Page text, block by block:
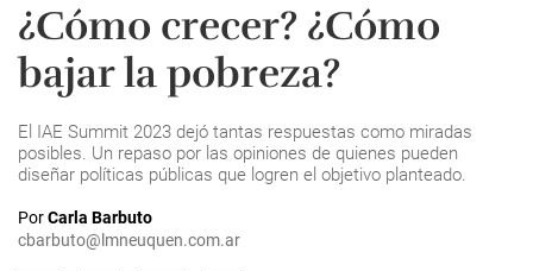
¿Cómo crecer? ¿Cómo
bajar la pobreza?
El IAE Summit 2023 dejó tantas respuestas como miradas
posibles. Un repaso por las opiniones de quienes pueden
diseñar políticas públicas que logren el objetivo planteado.
PorCarla Barbuto
cbarbuto@lmneuquen.com.ar